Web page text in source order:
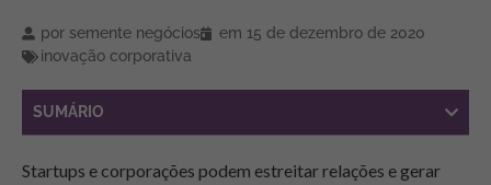
por semente negócios em 15 de dezembro de 2020
inovação corporativa
SUMÁRIO
Startups e corporações podem estreitar relações e gerar